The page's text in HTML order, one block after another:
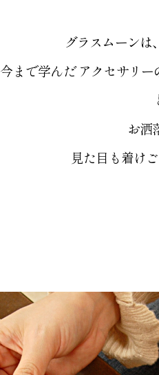
実店舗のご
グラスムーンは
今まで学んだ アクセサリ
お洒
見た目も着け